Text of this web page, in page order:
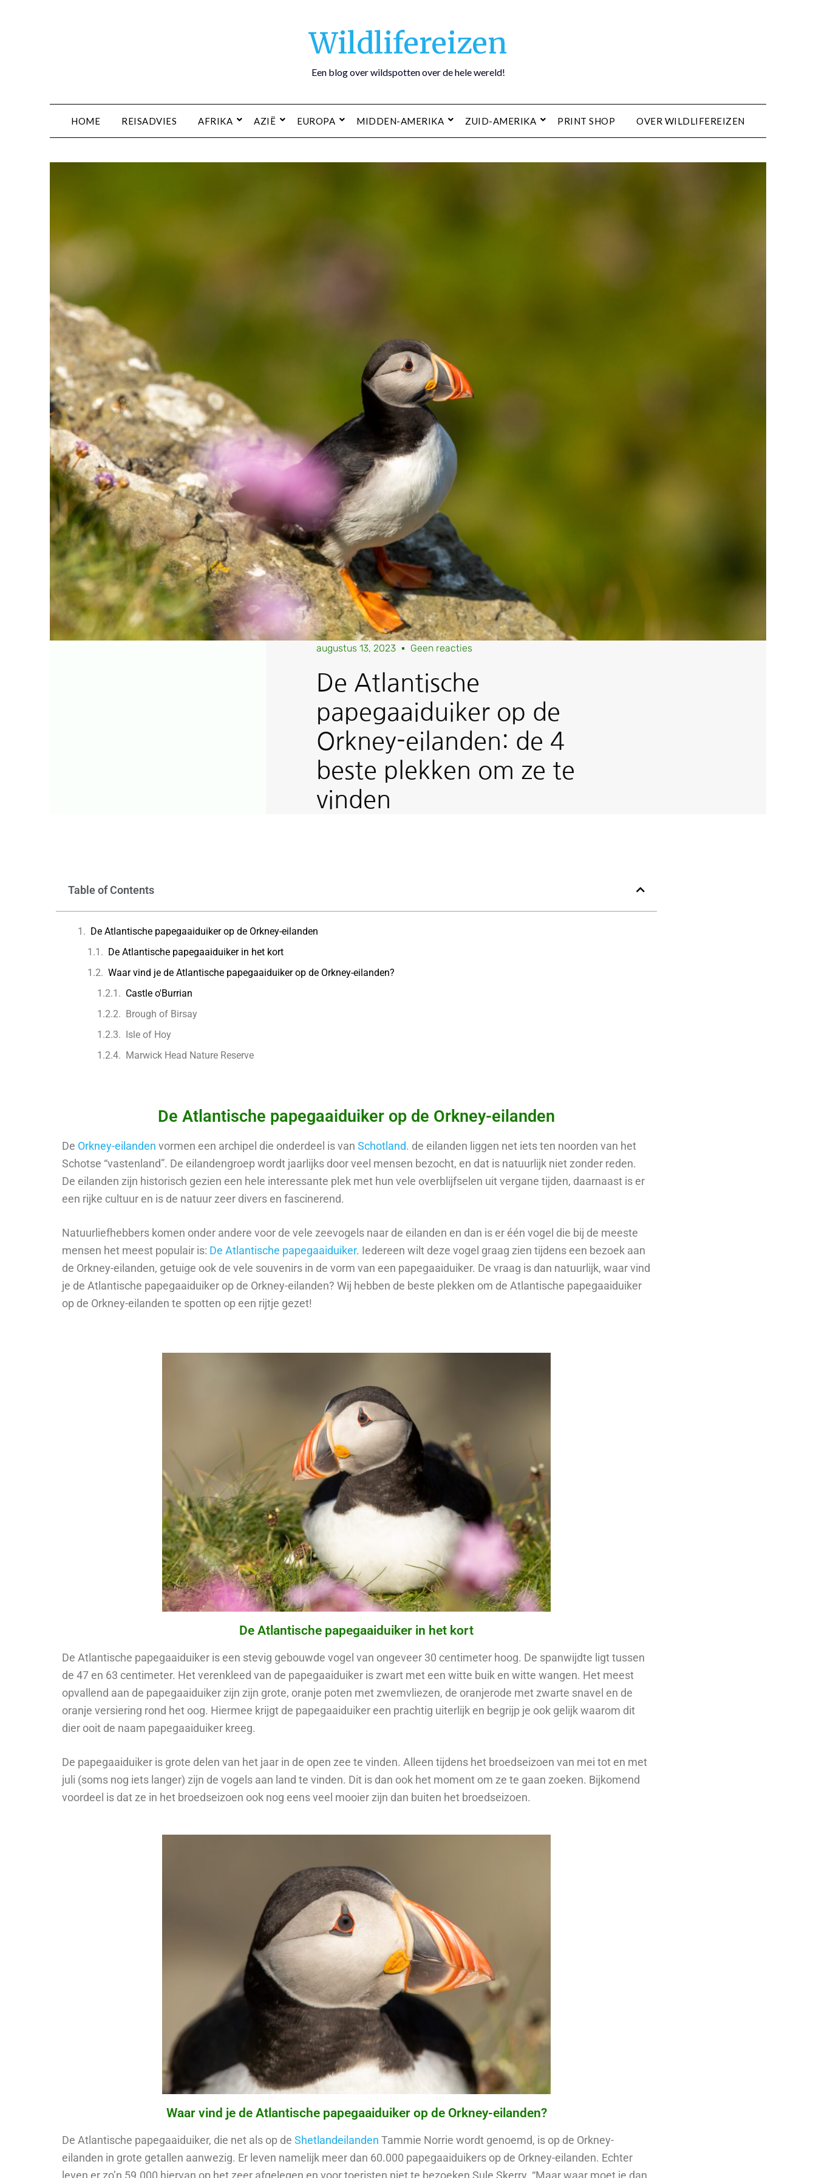
Wildlifereizen
Een blog over wildspotten over de hele wereld!
HOME REISADVIES AFRIKA AZIË EUROPA MIDDEN-AMERIKA ZUID-AMERIKA PRINT SHOP OVER WILDLIFEREIZEN
augustus 13, 2023 Geen reacties
De Atlantische
papegaaiduiker op de
Orkney-eilanden: de 4
beste plekken om ze te
vinden
Table of Contents
De Atlantische papegaaiduiker op de Orkney-eilanden
De Atlantische papegaaiduiker in het kort
Waar vind je de Atlantische papegaaiduiker op de Orkney-eilanden?
Castle o'Burrian
Brough of Birsay
Isle of Hoy
Marwick Head Nature Reserve
De Atlantische papegaaiduiker op de Orkney-eilanden
De Orkney-eilanden vormen een archipel die onderdeel is van Schotland. de eilanden liggen net iets ten noorden van het
Schotse “vastenland”. De eilandengroep wordt jaarlijks door veel mensen bezocht, en dat is natuurlijk niet zonder reden.
De eilanden zijn historisch gezien een hele interessante plek met hun vele overblijfselen uit vergane tijden, daarnaast is er
een rijke cultuur en is de natuur zeer divers en fascinerend.
Natuurliefhebbers komen onder andere voor de vele zeevogels naar de eilanden en dan is er één vogel die bij de meeste
mensen het meest populair is: De Atlantische papegaaiduiker. Iedereen wilt deze vogel graag zien tijdens een bezoek aan
de Orkney-eilanden, getuige ook de vele souvenirs in de vorm van een papegaaiduiker. De vraag is dan natuurlijk, waar vind
je de Atlantische papegaaiduiker op de Orkney-eilanden? Wij hebben de beste plekken om de Atlantische papegaaiduiker
op de Orkney-eilanden te spotten op een rijtje gezet!
De Atlantische papegaaiduiker in het kort
De Atlantische papegaaiduiker is een stevig gebouwde vogel van ongeveer 30 centimeter hoog. De spanwijdte ligt tussen
de 47 en 63 centimeter. Het verenkleed van de papegaaiduiker is zwart met een witte buik en witte wangen. Het meest
opvallend aan de papegaaiduiker zijn zijn grote, oranje poten met zwemvliezen, de oranjerode met zwarte snavel en de
oranje versiering rond het oog. Hiermee krijgt de papegaaiduiker een prachtig uiterlijk en begrijp je ook gelijk waarom dit
dier ooit de naam papegaaiduiker kreeg.
De papegaaiduiker is grote delen van het jaar in de open zee te vinden. Alleen tijdens het broedseizoen van mei tot en met
juli (soms nog iets langer) zijn de vogels aan land te vinden. Dit is dan ook het moment om ze te gaan zoeken. Bijkomend
voordeel is dat ze in het broedseizoen ook nog eens veel mooier zijn dan buiten het broedseizoen.
Waar vind je de Atlantische papegaaiduiker op de Orkney-eilanden?
De Atlantische papegaaiduiker, die net als op de Shetlandeilanden Tammie Norrie wordt genoemd, is op de Orkney-
eilanden in grote getallen aanwezig. Er leven namelijk meer dan 60.000 papegaaiduikers op de Orkney-eilanden. Echter
leven er zo’n 59.000 hiervan op het zeer afgelegen en voor toeristen niet te bezoeken Sule Skerry. “Maar waar moet je dan